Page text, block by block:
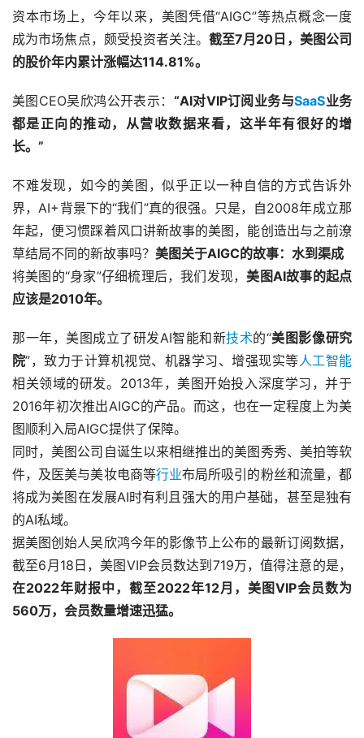
资本市场上，今年以来，美图凭借“AIGC”等热点概念一度
成为市场焦点，颇受投资者关注。 截至7月20日，美图公司
的股价年内累计涨幅达114.81%。
美图CEO吴欣鸿公开表示： “AI对VIP订阅业务与SaaS业务
都是正向的推动，从营收数据来看，这半年有很好的增
长。”
不难发现，如今的美图，似乎正以一种自信的方式告诉外
界，AI+背景下的“我们”真的很强。只是，自2008年成立那
年起，便习惯踩着风口讲新故事的美图，能创造出与之前潦
草结局不同的新故事吗？ 美图关于AIGC的故事：水到渠成
将美图的“身家”仔细梳理后，我们发现， 美图AI故事的起点
应该是2010年。
那一年，美图成立了研发AI智能和新技术的“美图影像研究
院”，致力于计算机视觉、机器学习、增强现实等人工智能
相关领域的研发。2013年，美图开始投入深度学习，并于
2016年初次推出AIGC的产品。而这，也在一定程度上为美
图顺利入局AIGC提供了保障。
同时，美图公司自诞生以来相继推出的美图秀秀、美拍等软
件，及医美与美妆电商等行业布局所吸引的粉丝和流量，都
将成为美图在发展AI时有利且强大的用户基础，甚至是独有
的AI私域。
据美图创始人吴欣鸿今年的影像节上公布的最新订阅数据，
截至6月18日，美图VIP会员数达到719万，值得注意的是，
在2022年财报中，截至2022年12月，美图VIP会员数为
560万，会员数量增速迅猛。